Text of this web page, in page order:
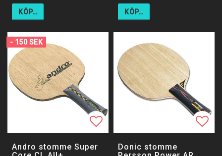
KÖP… KÖP…
- 150 SEK
Lägg till i favoritlistan
Andro stomme Super
Donic stomme